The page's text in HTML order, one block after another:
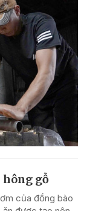
hông gỗ
của đồng bào